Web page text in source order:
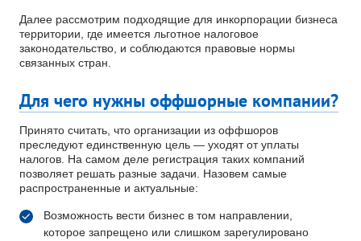
Далее рассмотрим подходящие для инкорпорации бизнеса
территории, где имеется льготное налоговое
законодательство, и соблюдаются правовые нормы
связанных стран.
Для чего нужны оффшорные компании?
Принято считать, что организации из оффшоров
преследуют единственную цель — уходят от уплаты
налогов. На самом деле регистрация таких компаний
позволяет решать разные задачи. Назовем самые
распространенные и актуальные:
Возможность вести бизнес в том направлении,
которое запрещено или слишком зарегулировано